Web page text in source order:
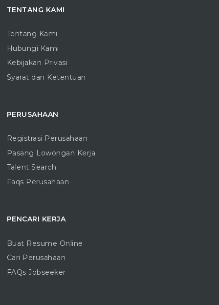
TENTANG KAMI
Tentang Kami
Hubungi Kami
Kebijakan Privasi
Syarat dan Ketentuan
PERUSAHAAN
Registrasi Perusahaan
Pasang Lowongan Kerja
Talent Search
Faqs Perusahaan
PENCARI KERJA
Buat Resume Online
Cari Perusahaan
FAQs Jobseeker